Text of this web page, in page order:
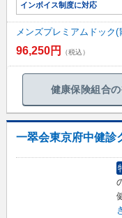
インボイス制度に対応
メンズプレミアムドッ
96,250円 （税込）
健康保険組合
一翠会東京府中健診